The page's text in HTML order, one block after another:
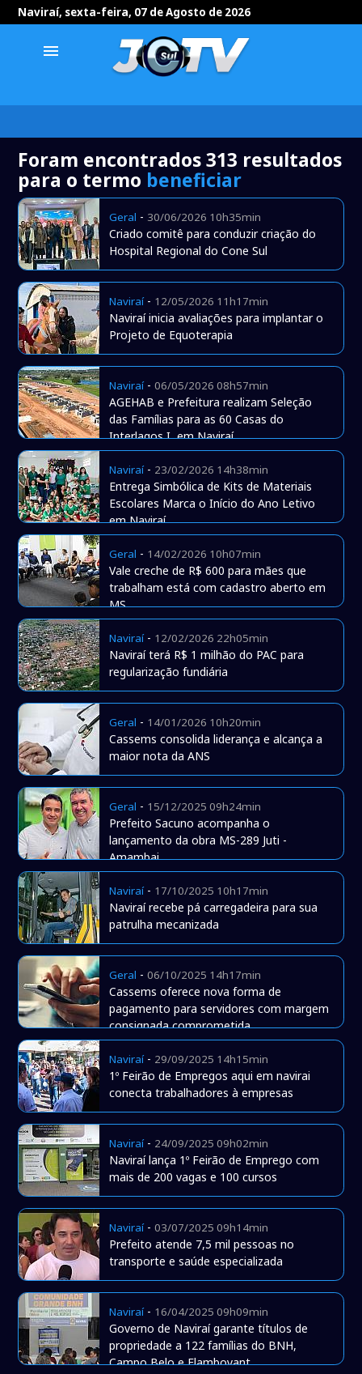
Naviraí, sexta-feira, 07 de Agosto de 2026
menu
Foram encontrados 313 resultados
para o termo beneficiar
Geral - 30/06/2026 10h35min
Criado comitê para conduzir criação do
Hospital Regional do Cone Sul
Naviraí- 12/05/2026 11h17min
Naviraí inicia avaliações para implantar o
Projeto de Equoterapia
Naviraí-06/05/2026 08h57min
AGEHAB e Prefeitura realizam Seleção
das Famílias para as 60 Casas do
Interlagos I, em Naviraí
Naviraí- 23/02/2026 14h38min
Entrega Simbólica de Kits de Materiais
Escolares Marca o Início do Ano Letivo
em Naviraí
Geral - 14/02/2026 10h07min
Vale creche de R$ 600 para mães que
trabalham está com cadastro aberto em
MS
Naviraí- 12/02/2026 22h05min
Naviraí terá R$ 1 milhão do PAC para
regularização fundiária
Geral - 14/01/2026 10h20min
Cassems consolida liderança e alcança a
maior nota da ANS
Geral - 15/12/2025 09h24min
Prefeito Sacuno acompanha o
lançamento da obra MS-289 Juti -
Amambai
Naviraí- 17/10/2025 10h17min
Naviraí recebe pá carregadeira para sua
patrulha mecanizada
Geral -06/10/2025 14h17min
Cassems oferece nova forma de
pagamento para servidores com margem
consignada comprometida
Naviraí- 29/09/2025 14h15min
1º Feirão de Empregos aqui em navirai
conecta trabalhadores à empresas
Naviraí- 24/09/2025 09h02min
Naviraí lança 1º Feirão de Emprego com
mais de 200 vagas e 100 cursos
Naviraí-03/07/2025 09h14min
Prefeito atende 7,5 mil pessoas no
transporte e saúde especializada
Naviraí- 16/04/2025 09h09min
Governo de Naviraí garante títulos de
propriedade a 122 famílias do BNH,
Campo Belo e Flamboyant